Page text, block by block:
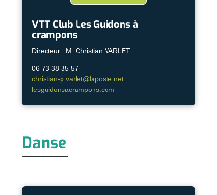
VTT Club Les Guidons à
crampons
Directeur : M. Christian VARLET
06 73 38 35 57
christian-p.varlet@laposte.net
lesguidonsacrampons.com
Danse